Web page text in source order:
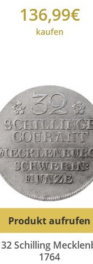
136,99€
kaufen
Schilling
1764
Produkt aufrufen